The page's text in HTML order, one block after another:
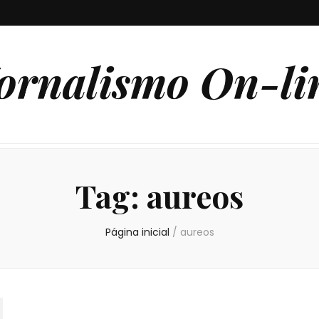
On-
Tag: aureos
Página inicial / aureos